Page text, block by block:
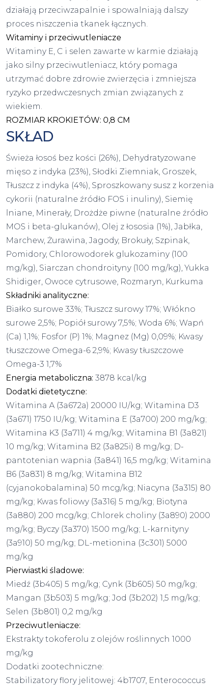
działają przeciwzapalnie i spowalniają dalszy
proces niszczenia tkanek łącznych.
Witaminy i przeciwutleniacze
Witaminy E, C i selen zawarte w karmie działają
jako silny przeciwutleniacz, który pomaga
utrzymać dobre zdrowie zwierzęcia i zmniejsza
ryzyko przedwczesnych zmian związanych z
wiekiem.
ROZMIAR KROKIETÓW: 0,8 CM
SKŁAD
Świeża łosoś bez kości (26%), Dehydratyzowane
mięso z indyka (23%), Słodki Ziemniak, Groszek,
Tłuszcz z indyka (4%), Sproszkowany susz z korzenia
cykorii (naturalne źródło FOS i inuliny), Siemię
lniane, Minerały, Drożdże piwne (naturalne źródło
MOS i beta-glukanów), Olej z łososia (1%), Jabłka,
Marchew, Żurawina, Jagody, Brokuły, Szpinak,
Pomidory, Chlorowodorek glukozaminy (100
mg/kg), Siarczan chondroityny (100 mg/kg), Yukka
Shidiger, Owoce cytrusowe, Rozmaryn, Kurkuma
Składniki analityczne:
Białko surowe 33%; Tłuszcz surowy 17%; Włókno
surowe 2,5%; Popiół surowy 7,5%; Woda 6%; Wapń
(Ca) 1,1%; Fosfor (P) 1%; Magnez (Mg) 0,09%; Kwasy
tłuszczowe Omega-6 2,9%; Kwasy tłuszczowe
Omega-3 1,7%
Energia metaboliczna: 3878 kcal/kg
Dodatki dietetyczne:
Witamina A (3a672a) 20000 IU/kg; Witamina D3
(3a671) 1750 IU/kg; Witamina E (3a700) 200 mg/kg;
Witamina K3 (3a711) 4 mg/kg; Witamina B1 (3a821)
10 mg/kg; Witamina B2 (3a825i) 8 mg/kg; D-
pantotenian wapnia (3a841) 16,5 mg/kg; Witamina
B6 (3a831) 8 mg/kg; Witamina B12
(cyjanokobalamina) 50 mcg/kg; Niacyna (3a315) 80
mg/kg; Kwas foliowy (3a316) 5 mg/kg; Biotyna
(3a880) 200 mcg/kg; Chlorek choliny (3a890) 2000
mg/kg; Byczy (3a370) 1500 mg/kg; L-karnityny
(3a910) 50 mg/kg; DL-metionina (3c301) 5000
mg/kg
Pierwiastki śladowe:
Miedź (3b405) 5 mg/kg; Cynk (3b605) 50 mg/kg;
Mangan (3b503) 5 mg/kg; Jod (3b202) 1,5 mg/kg;
Selen (3b801) 0,2 mg/kg
Przeciwutleniacze:
Ekstrakty tokoferolu z olejów roślinnych 1000
mg/kg
Dodatki zootechniczne:
Stabilizatory flory jelitowej: 4b1707, Enterococcus